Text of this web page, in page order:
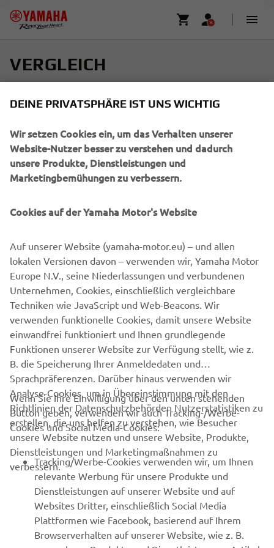
VERGLEICH
Produkt.
Horizontal scrollen, um mehr zu sehen
Hinzufügen
UNTERNEHMEN
B2B
MEHR YAMAHA
SUPPORT
NEWSLETTER
Erfahre als Erster von den neuesten Angeboten,
Sonderveranstaltungen, Neuerscheinungen und vielem mehr.
Landscape Format nutzen
Halte dein Smartphone horizontal, um die
Übersicht im Landscape Modus zu sehen
BESTÄTIGEN
DEINE PRIVATSPHÄRE IST UNS WICHTIG
Wir setzen Cookies ein, um das Verhalten unserer
Website-Nutzer besser zu verstehen und dadurch
unsere Produkte, Dienstleistungen und
Marketingbemühungen zu verbessern.
Cookies auf der Yamaha Motor's Website
Auf unserer Website (yamaha-motor.eu) – und allen
lokalen Versionen davon – verwenden wir, Yamaha Motor
Europe N.V., seine Niederlassungen und verbundenen
Unternehmen, Cookies, einschließlich vergleichbare
Techniken wie JavaScript und Web-Beacons. Wir
verwenden funktionelle Cookies, damit unsere Website
einwandfrei funktioniert und Ihnen grundlegende
Funktionen unserer Website zur Verfügung stellt, wie z.
B. die Speicherung Ihrer Anmeldedaten und
Sprachpräferenzen. Darüber hinaus verwenden wir
Analyse-Cookies, um in Übereinstimmung mit den
Richtlinien der Datenschutzbehörden Nutzerstatistiken zu
erstellen, die uns helfen zu verstehen, wie Besucher
unsere Website nutzen und unsere Website, Produkte,
Dienstleistungen und Marketingmaßnahmen zu
verbessern.
Wenn Sie Ihre Einwilligung über den unten stehenden
Button geben, verwenden wir auch Tracking-/Werbe-
Cookies und Social Media-Cookies:
Tracking/Werbe-Cookies verwenden wir, um Ihnen
relevante Werbung für unsere Produkte und
Dienstleistungen auf unserer Website und auf
Websites Dritter, einschließlich Social Media
Plattformen wie Facebook, basierend auf Ihrem
Browserverhalten auf unserer Website, wie z. B.